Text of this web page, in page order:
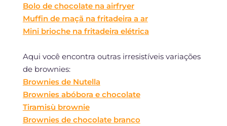
Bolo de chocolate na airfryer
Muffin de maçã na fritadeira a ar
Mini brioche na fritadeira elétrica
Aqui você encontra outras irresistíveis variações
de brownies:
Brownies de Nutella
Brownies abóbora e chocolate
Tiramisù brownie
Brownies de chocolate branco